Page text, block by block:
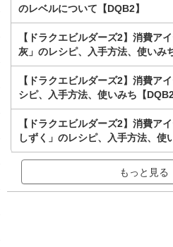
のレベルについて【DQB2】
【ドラクエビルダーズ2】消費ア
灰」のレシピ、入手方法、使いみ
【ドラクエビルダーズ2】消費ア
シピ、入手方法、使いみち【DQB2
【ドラクエビルダーズ2】消費ア
しずく」のレシピ、入手方法、使
もっと見る